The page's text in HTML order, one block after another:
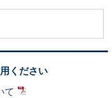
ください
て